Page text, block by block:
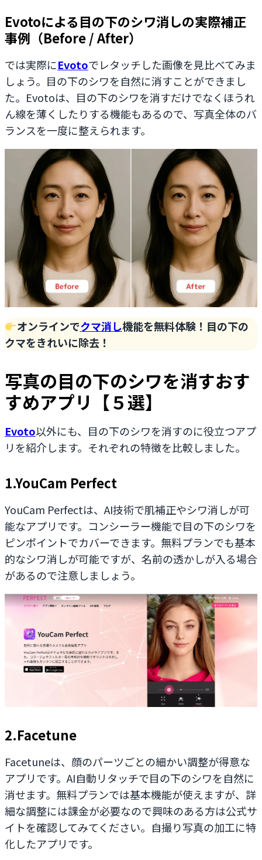
Evotoによる目の下のシワ消しの実際補正
事例（Before / After）
では実際にEvotoでレタッチした画像を見比べてみま
しょう。目の下のシワを自然に消すことができまし
た。Evotoは、目の下のシワを消すだけでなくほうれ
ん線を薄くしたりする機能もあるので、写真全体のバ
ランスを一度に整えられます。
オンラインでクマ消し機能を無料体験！目の下の
クマをきれいに除去！
写真の目の下のシワを消すおす
すめアプリ【５選】
Evoto以外にも、目の下のシワを消すのに役立つアプ
リを紹介します。それぞれの特徴を比較しました。
1.YouCam Perfect
YouCam Perfectは、AI技術で肌補正やシワ消しが可
能なアプリです。コンシーラー機能で目の下のシワを
ピンポイントでカバーできます。無料プランでも基本
的なシワ消しが可能ですが、名前の透かしが入る場合
があるので注意しましょう。
2.Facetune
Facetuneは、顔のパーツごとの細かい調整が得意な
アプリです。AI自動リタッチで目の下のシワを自然に
消せます。無料プランでは基本機能が使えますが、詳
細な調整には課金が必要なので興味のある方は公式サ
イトを確認してみてください。自撮り写真の加工に特
化したアプリです。